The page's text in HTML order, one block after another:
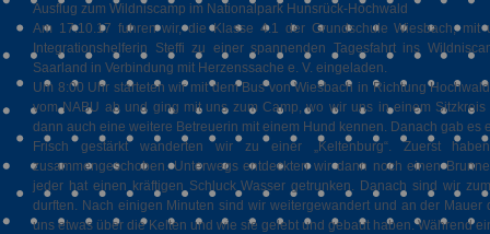
Ausflug zum Wildniscamp im Nationalpark Hunsrück-Hochwald
Am 17.10.17 fuhren wir, die Klasse 4.1 der Grundschule Wiesbach,
Integrationshelferin Steffi zu einer spannenden Tagesfahrt ins
Saarland in Verbindung mit Herzenssache e. V. eingeladen.
Um 8:00 Uhr starteten wir mit dem Bus von Wiesbach in Richtung
vom NABU ab und ging mit uns zum Camp, wo wir uns in einem
dann auch eine weitere Betreuerin mit einem Hund kennen. Danach gab es
Frisch gestärkt wanderten wir zu einer „Keltenburg“. Zuerst
zusammengeschoben. Unterwegs entdeckten wir dann noch einen
jeder hat einen kräftigen Schluck Wasser getrunken. Danach sind wir
durften. Nach einigen Minuten sind wir weitergewandert und an der
uns etwas über die Kelten und wie sie gelebt und gebaut haben. Während